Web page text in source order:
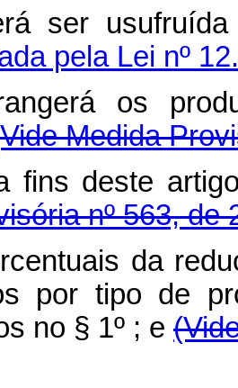
ser
pela Lei nº
os
Medida
fins deste
nº 563, de
da
por tipo de
no § 1º ; e